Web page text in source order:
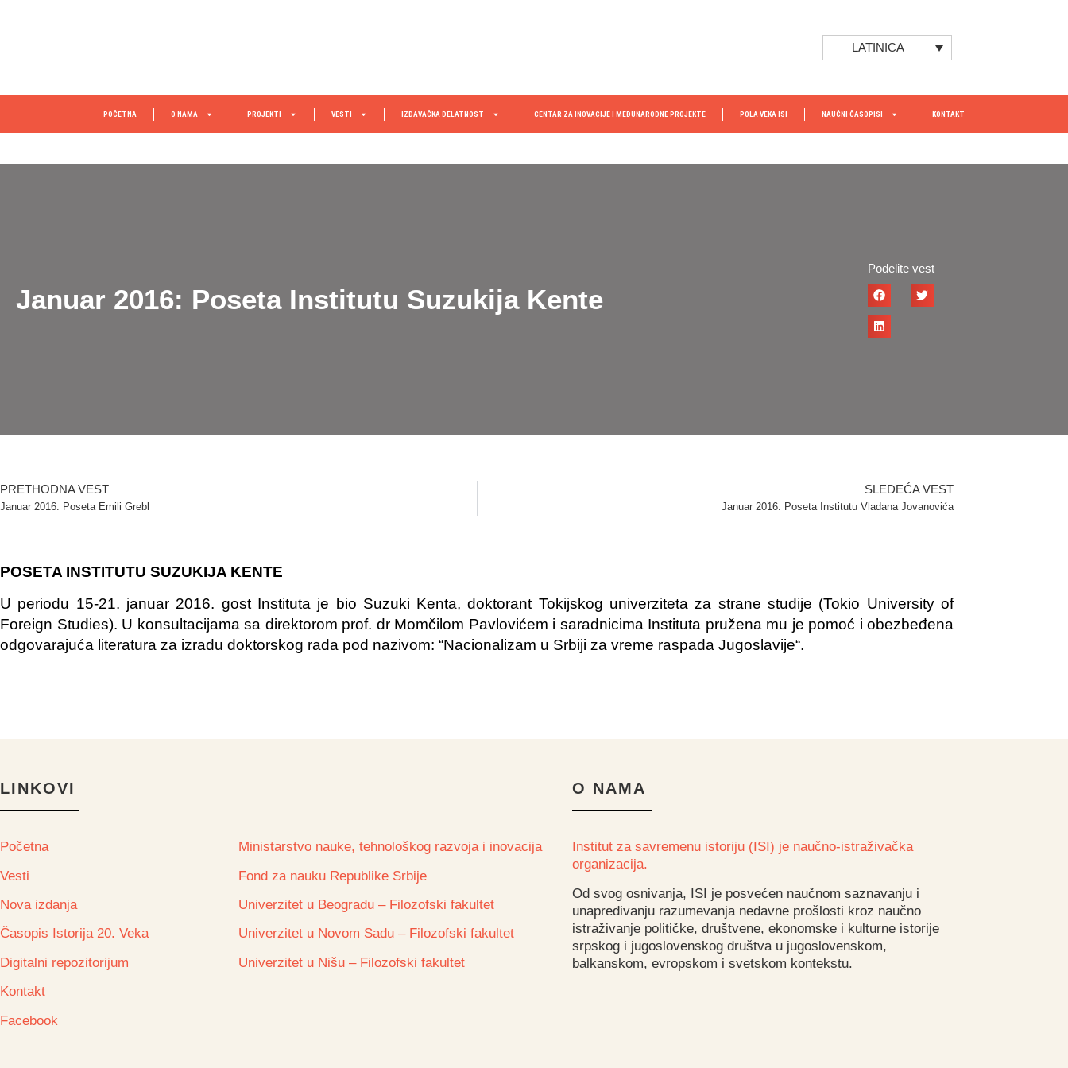
LATINICA
POČETNA O NAMA PROJEKTI VESTI IZDAVAČKA DELATNOST CENTAR ZA INOVACIJE I MEĐUNARODNE PROJEKTE POLA VEKA ISI NAUČNI ČASOPISI KONTAKT
Januar 2016: Poseta Institutu Suzukija Kente
Podelite vest
PRETHODNA VEST
Januar 2016: Poseta Emili Grebl
SLEDEĆA VEST
Januar 2016: Poseta Institutu Vladana Jovanovića
POSETA INSTITUTU SUZUKIJA KENTE
U periodu 15-21. januar 2016. gost Instituta je bio Suzuki Kenta, doktorant Tokijskog univerziteta za strane studije (Tokio University of
Foreign Studies). U konsultacijama sa direktorom prof. dr Momčilom Pavlovićem i saradnicima Instituta pružena mu je pomoć i obezbeđena
odgovarajuća literatura za izradu doktorskog rada pod nazivom: “Nacionalizam u Srbiji za vreme raspada Jugoslavije“.
LINKOVI
Početna
Vesti
Nova izdanja
Časopis Istorija 20. Veka
Digitalni repozitorijum
Kontakt
Facebook
Ministarstvo nauke, tehnološkog razvoja i inovacija
Fond za nauku Republike Srbije
Univerzitet u Beogradu – Filozofski fakultet
Univerzitet u Novom Sadu – Filozofski fakultet
Univerzitet u Nišu – Filozofski fakultet
O NAMA
Institut za savremenu istoriju (ISI) je naučno-istraživačka
organizacija.
Od svog osnivanja, ISI je posvećen naučnom saznavanju i
unapređivanju razumevanja nedavne prošlosti kroz naučno
istraživanje političke, društvene, ekonomske i kulturne istorije
srpskog i jugoslovenskog društva u jugoslovenskom,
balkanskom, evropskom i svetskom kontekstu.